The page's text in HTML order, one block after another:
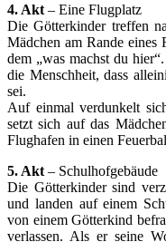
4. Akt – Eine Flugplatz
Die Götterkinder treffen
Mädchen am Rande eines
dem „was machst du
die Menschheit, dass
sei.
Auf einmal verdunkelt
setzt sich auf das
Flughafen in einen
5. Akt – Schulhofgebäude
Die Götterkinder sind
und landen auf einem
von einem Götterkind
verlassen. Als er seine